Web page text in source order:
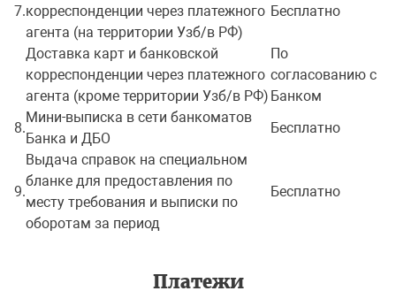
7.корреспонденции через платежного
агента (на территории Узб/в РФ)
Бесплатно
Доставка карт и банковской
корреспонденции через платежного
агента (кроме территории Узб/в РФ)
По
согласованию с
Банком
8.
Мини-выписка в сети банкоматов
Банка и ДБО
Бесплатно
9.
Выдача справок на специальном
бланке для предоставления по
месту требования и выписки по
оборотам за период
Бесплатно
Платежи